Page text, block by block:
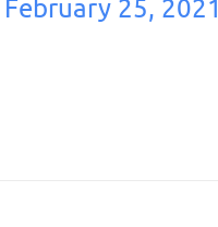
February 25, 2021